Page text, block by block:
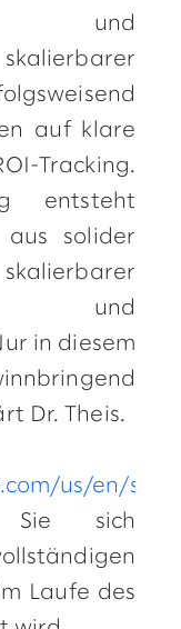
und
auf klare
Tracking.
entsteht
solider
und
in diesem
Dr. Theis.
us/en/
sich
Laufe des